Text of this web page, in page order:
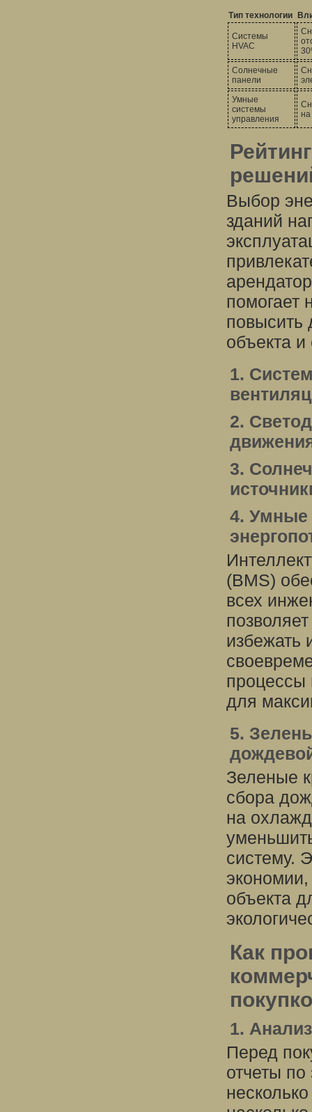
Тип технологии
Системы
HVAC
Солнечные
панели
Умные
системы
управления
на
Выбор
зданий
помогает
повысить
объекта и
1.
2.
3.
4. Умные
(BMS)
всех
избежать
процессы
для
5.
Зеленые
сбора
на
систему.
экономии,
объекта
Как
1.
Перед
отчеты